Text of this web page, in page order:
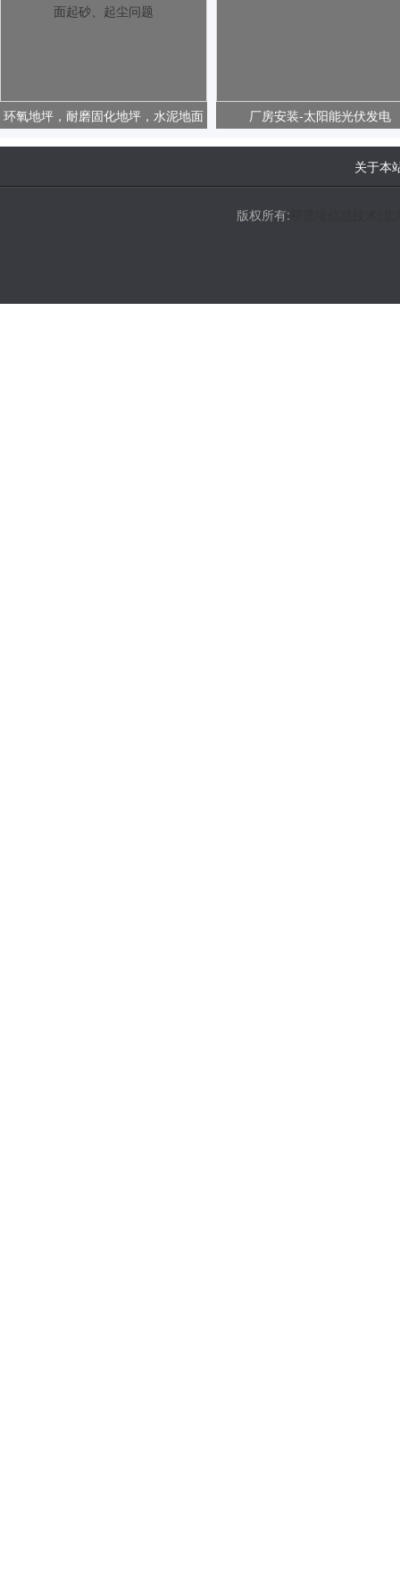
环氧地坪，耐磨固化地坪，水泥地面
起砂、起尘问题
厂房安装-太阳能光伏发电
关于本
版权所有: